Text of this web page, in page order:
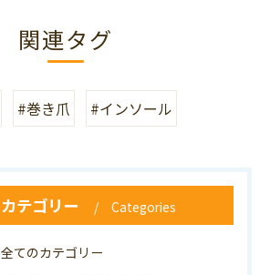
関連タグ
#巻き爪 #インソール
カテゴリー Categories
全てのカテゴリー